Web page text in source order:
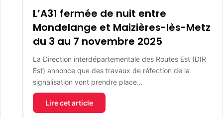
L’A31 fermée de nuit entre
Mondelange et Maizières-lès-Metz
du 3 au 7 novembre 2025
La Direction interdépartementale des Routes Est (DIR
Est) annonce que des travaux de réfection de la
signalisation vont prendre place…
Lire cet article